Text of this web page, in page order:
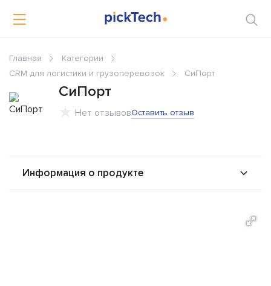
Главная
Категории
CRM для логистики и грузоперевозок
СиПорт
СиПорт
Нет отзывовОставить отзыв
Информация о продукте